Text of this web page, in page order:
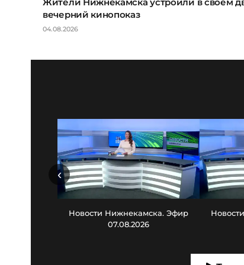
вечерний кинопоказ
04.08.2026
Новости Нижнекамска. Эфир
07.08.2026
‹